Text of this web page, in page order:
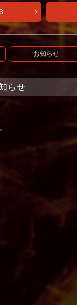
お知らせ
らせ